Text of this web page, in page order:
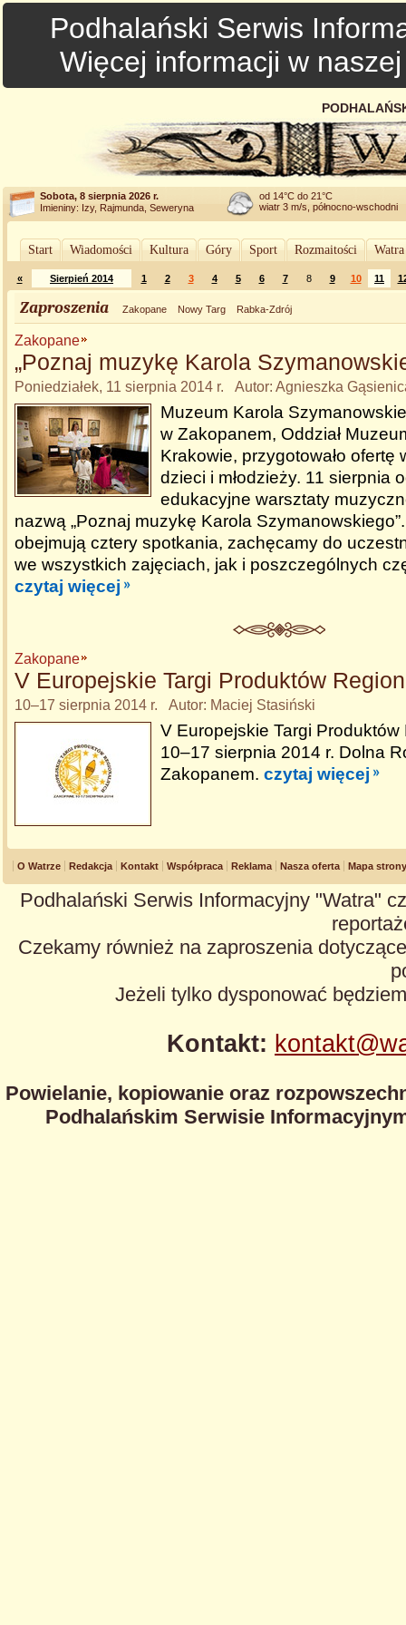
Podhalański Serwis
Więcej informacji w
Sobota, 8 sierpnia 2026 r.
Imieniny: Izy, Rajmunda, Seweryna
od 14°C do 21°C
wiatr 3 m/s, północno-wschodni
Start Wiadomości Kultura Góry Sport Rozmaitości
« Sierpień 2014 1 2 3 4 5 6 7 8 9 10 11
Zaproszenia Zakopane Nowy Targ Rabka-Zdrój
Zakopane
„Poznaj muzykę Karola
Poniedziałek, 11 sierpnia 2014 r. Autor: Agnieszka
Muzeum Karola
w Zakopanem, Oddział
Krakowie, przygotowało ofertę
dzieci i młodzieży. 11 sierpnia
edukacyjne warsztaty
nazwą „Poznaj muzykę Karola
obejmują cztery spotkania, zachęcamy do
we wszystkich zajęciach, jak i poszczególnych
czytaj więcej
Zakopane
V Europejskie Targi Produktów
10–17 sierpnia 2014 r. Autor: Maciej Stasiński
V Europejskie Targi
10–17 sierpnia 2014 r. Dolna
Zakopanem. czytaj więcej
O Watrze Redakcja Kontakt Współpraca Reklama Nasza oferta Mapa strony
Podhalański Serwis Informacyjny "Watra"
Czekamy również na zaproszenia
Jeżeli tylko dysponować
Kontakt:
Powielanie, kopiowanie oraz
Podhalańskim Serwisie